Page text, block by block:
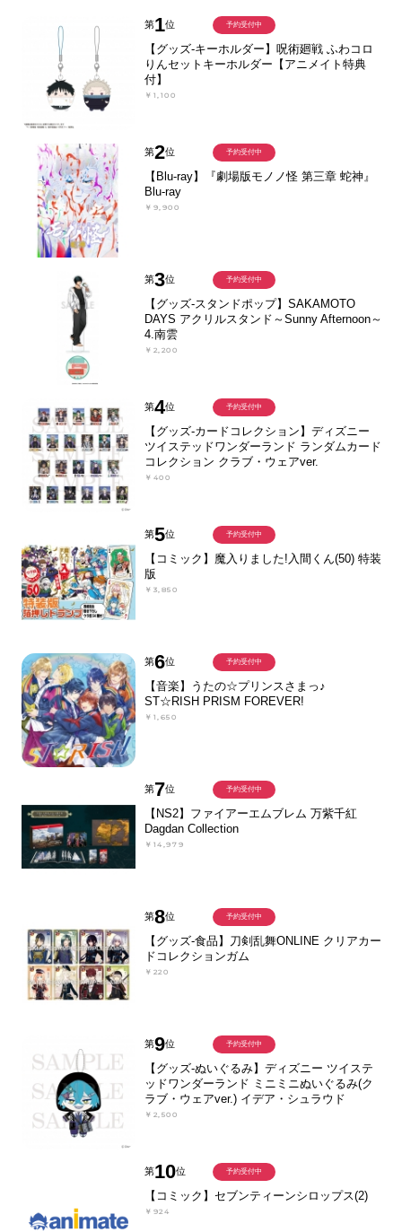
第1位
【グッズ-キーホルダー】呪術廻戦 ふわコロ
りんセットキーホルダー【アニメイト特典
付】
￥1,100
予約受付中
第2位
【Blu-ray】『劇場版モノノ怪 第三章 蛇神』
Blu-ray
￥9,900
予約受付中
第3位
【グッズ-スタンドポップ】SAKAMOTO
DAYS アクリルスタンド～Sunny Afternoon～
4.南雲
￥2,200
予約受付中
第4位
【グッズ-カードコレクション】ディズニー
ツイステッドワンダーランド ランダムカード
コレクション クラブ・ウェアver.
￥400
予約受付中
第5位
【コミック】魔入りました!入間くん(50) 特装
版
￥3,850
予約受付中
第6位
【音楽】うたの☆プリンスさまっ♪
ST☆RISH PRISM FOREVER!
￥1,650
予約受付中
第7位
【NS2】ファイアーエムブレム 万紫千紅
Dagdan Collection
￥14,979
予約受付中
第8位
【グッズ-食品】刀剣乱舞ONLINE クリアカー
ドコレクションガム
￥220
予約受付中
第9位
【グッズ-ぬいぐるみ】ディズニー ツイステ
ッドワンダーランド ミニミニぬいぐるみ(ク
ラブ・ウェアver.) イデア・シュラウド
￥2,500
予約受付中
第10位
【コミック】セブンティーンシロップス(2)
￥924
予約受付中